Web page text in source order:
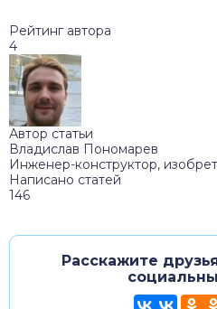
Рейтинг автора
4
Автор статьи
Владислав Пономарев
Инженер-конструктор,
Написано статей
146
Расскажите